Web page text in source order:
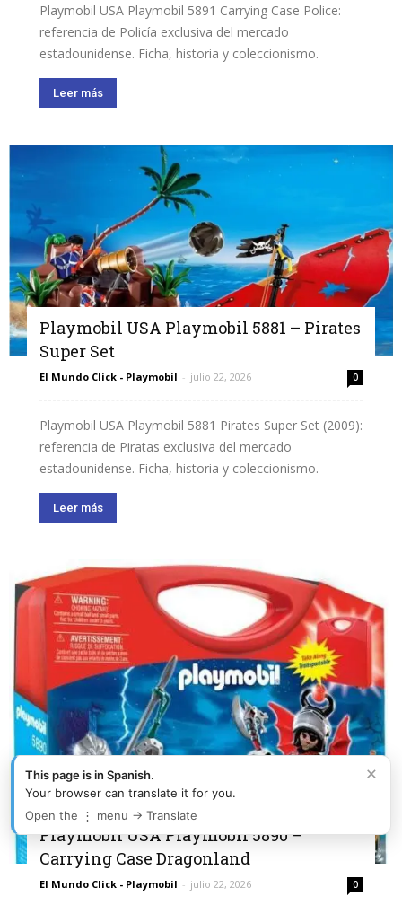
Playmobil USA Playmobil 5891 Carrying Case Police:
referencia de Policía exclusiva del mercado
estadounidense. Ficha, historia y coleccionismo.
Leer más
Playmobil USA Playmobil 5881 – Pirates
Super Set
El Mundo Click - Playmobil - julio 22, 2026 0
Playmobil USA Playmobil 5881 Pirates Super Set (2009):
referencia de Piratas exclusiva del mercado
estadounidense. Ficha, historia y coleccionismo.
Leer más
Playmobil USA Playmobil 5890 –
Carrying Case Dragonland
El Mundo Click - Playmobil - julio 22, 2026 0
×
This page is in Spanish.
Your browser can translate it for you.
Open the ⋮ menu → Translate